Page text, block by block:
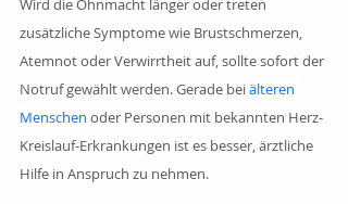
zusätzliche Symptome wie Brustschmerzen,
Atemnot oder Verwirrtheit auf, sollte sofort der
Notruf gewählt werden. Gerade bei älteren
Menschen oder Personen mit bekannten Herz-
Kreislauf-Erkrankungen ist es besser, ärztliche
Hilfe in Anspruch zu nehmen.